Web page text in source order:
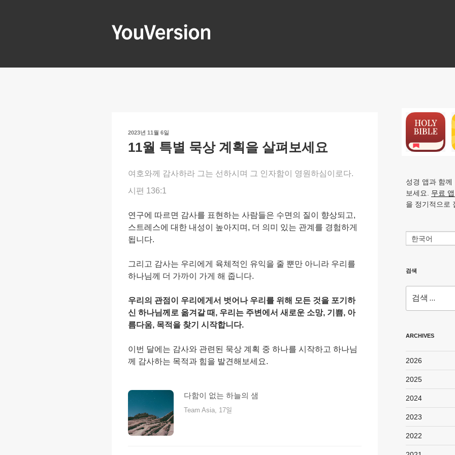
로
작
2023년 11월 6일
11월 특별 묵상 계획을 살펴보세요
여호와께 감사하라 그는 선하시며 그 인자함이 영원하심이로다.
시편 136:1
연구에 따르면 감사를 표현하는 사람들은 수면의 질이 향상되고,
스트레스에 대한 내성이 높아지며, 더 의미 있는 관계를 경험하게
됩니다.
그리고 감사는 우리에게 육체적인 유익을 줄 뿐만 아니라 우리를
하나님께 더 가까이 가게 해 줍니다.
우리의 관점이 우리에게서 벗어나 우리를 위해 모든 것을 포기하
신 하나님께로 옮겨갈 때, 우리는 주변에서 새로운 소망, 기쁨, 아
름다움, 목적을 찾기 시작합니다.
이번 달에는 감사와 관련된 묵상 계획 중 하나를 시작하고 하나님
께 감사하는 목적과 힘을 발견해보세요.
다함이 없는 하늘의 샘
Team Asia, 17일
성경 앱과 함
보세요. 무료
을 정기적으로
한국어
검색
색:
ARCHIVES
2026
2025
2024
2023
2022